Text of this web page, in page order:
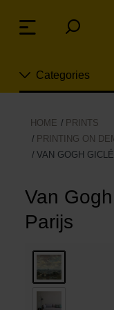
links
over
naar
menu
Categories
Nieuw
Sieraden
Mode
Wonen
Koken & tafelen
Vrije tijd
HOME
PRINTS
PRINTING ON
VAN GOGH
Van
Parijs
Menu